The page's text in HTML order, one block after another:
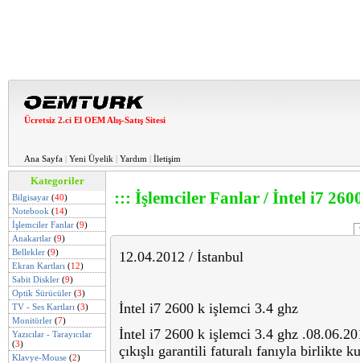
Ücretsiz 2.ci El OEM Alış-Satış Sitesi
Ana Sayfa | Yeni Üyelik | Yardım | İletişim
Kategoriler
Bilgisayar (40)
Notebook (14)
İşlemciler Fanlar (9)
Anakartlar (9)
Bellekler (9)
Ekran Kartları (12)
Sabit Diskler (9)
Optik Sürücüler (3)
TV - Ses Kartları (3)
Monitörler (7)
Yazıcılar - Tarayıcılar
(3)
Klavye-Mouse (2)
::: İşlemciler Fanlar / İntel i7
12.04.2012 / İstanbul
İntel i7 2600 k işlemci 3.4 ghz
İntel i7 2600 k işlemci 3.4 ghz
çıkışlı garantili faturalı fanıyla birlikte